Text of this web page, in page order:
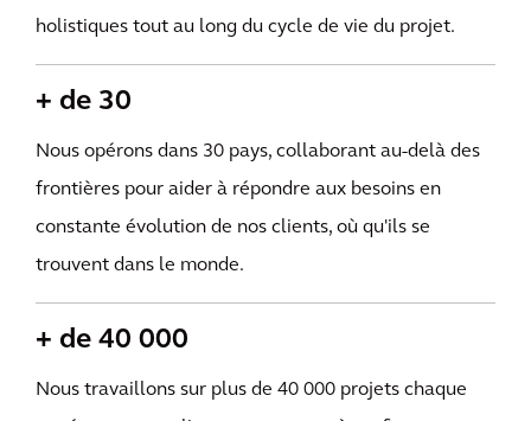
holistiques tout au long du cycle de vie du projet.
+ de 30
Nous opérons dans 30 pays, collaborant au-delà des
frontières pour aider à répondre aux besoins en
constante évolution de nos clients, où qu'ils se
trouvent dans le monde.
+ de 40 000
Nous travaillons sur plus de 40 000 projets chaque